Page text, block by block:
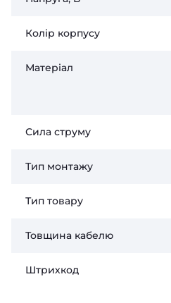
Колір корпусу
Матеріал
Сила струму
Тип монтажу
Тип товару
Товщина кабелю
Штрихкод